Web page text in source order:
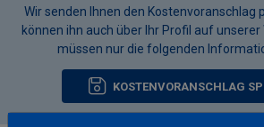
Wir senden Ihnen den Kostenvoranschlag
können ihn auch über Ihr Profil auf
müssen nur die folgenden
KOSTENVORANSCHLAG